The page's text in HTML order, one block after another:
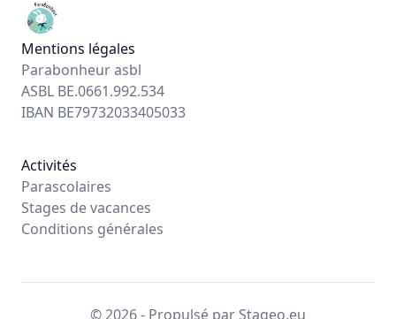
Mentions légales
Parabonheur asbl
ASBL BE.0661.992.534
IBAN BE79732033405033
Activités
Parascolaires
Stages de vacances
Conditions générales
© 2026 - Propulsé par Stageo.eu